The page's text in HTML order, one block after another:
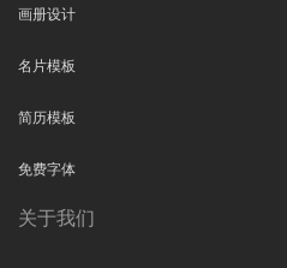
画册设计
名片模板
简历模板
免费字体
关于我们